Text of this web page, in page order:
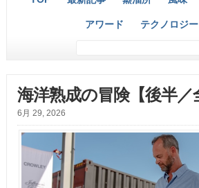
アワード テクノロジー
海洋熟成の冒険【後半／
6月 29, 2026